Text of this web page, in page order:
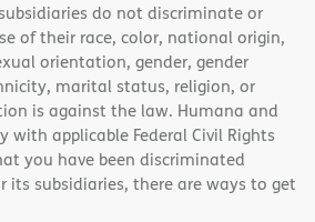
do not discriminate or
of their race, color, national origin,
orientation, gender, gender
marital status, religion, or
is against the law. Humana and
with applicable Federal Civil Rights
you have been discriminated
its subsidiaries, there are ways to get